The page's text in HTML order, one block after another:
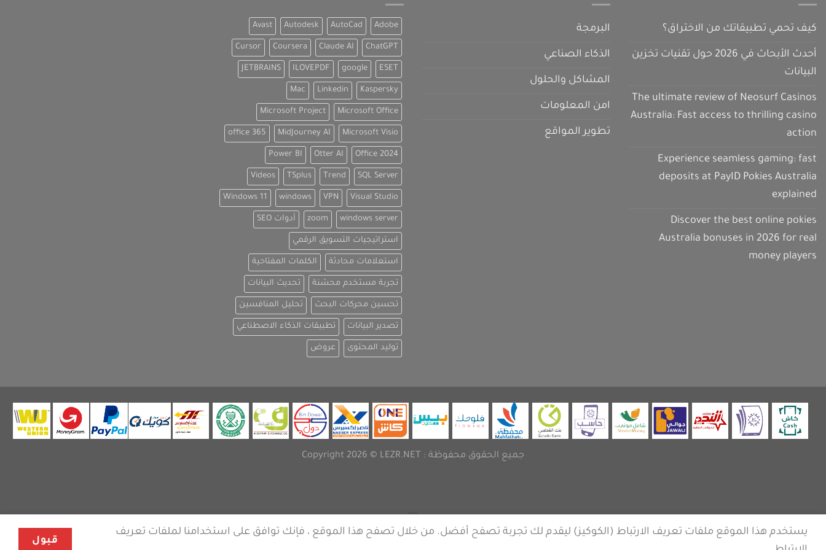
كيف تحمي تطبيقاتك من الاختراق؟
أحدث الأبحاث في 2026 حول تقنيات تخزين
البيانات
The ultimate review of Neosurf Casinos
Australia: Fast access to thrilling casino
action
Experience seamless gaming: fast
deposits at PayID Pokies Australia
explained
Discover the best online pokies
Australia bonuses in 2026 for real
money players
البرمجة
الذكاء الصناعي
المشاكل والحلول
امن المعلومات
تطوير المواقع
Adobe
AutoCad
Autodesk
Avast
ChatGPT
Claude AI
Coursera
Cursor
ESET
google
ILOVEPDF
JETBRAINS
Kaspersky
Linkedin
Mac
Microsoft Office
Microsoft Project
Microsoft Visio
MidJourney AI
office 365
Office 2024
Otter AI
Power BI
SQL Server
Trend
TSplus
Videos
Visual Studio
VPN
windows
Windows 11
windows server
zoom أدوات SEO
استراتيجيات التسويق الرقمي
استعلامات محادثة الكلمات المفتاحية
تجربة مستخدم محسّنة تحديث البيانات
تحسين محركات البحث تحليل المنافسين
تصدير البيانات تطبيقات الذكاء الاصطناعي
توليد المحتوى عروض
جميع الحقوق محفوظة : Copyright 2026 © LEZR.NET
يستخدم هذا الموقع ملفات تعريف الارتباط (الكوكيز) ليقدم لك تجربة تصفح أفضل. من خلال تصفح هذا الموقع ، فإنك توافق على استخدامنا لملفات تعريف
قبول